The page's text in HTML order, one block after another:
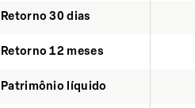
Retorno 30 dias
Retorno 12 meses
Patrimônio líquido